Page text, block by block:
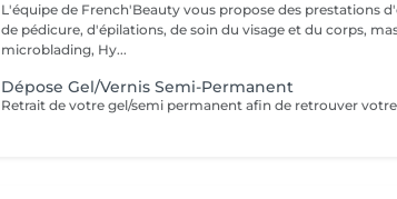
L'équipe de French'Beauty vous propose des prestations
de pédicure, d'épilations, de soin du visage et du corps,
microblading, Hy...
Dépose Gel/Vernis Semi-Permanent